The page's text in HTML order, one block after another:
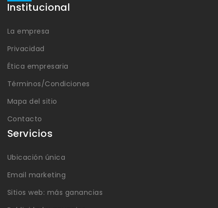
Institucional
La empresa
Privacidad
Ética empresaria
Términos/Condiciones
Mapa del sitio
Contacto
Servicios
Ubicación única
Email marketing
Sitios web: más ganancias